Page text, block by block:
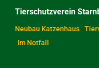
Inhalt
springen
Tierschutzverein
Neubau Katzenhaus
Im Notfall